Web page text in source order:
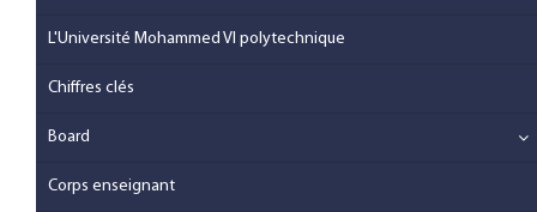
L'Université Mohammed VI polytechnique
Chiffres clés
Board
Corps enseignant